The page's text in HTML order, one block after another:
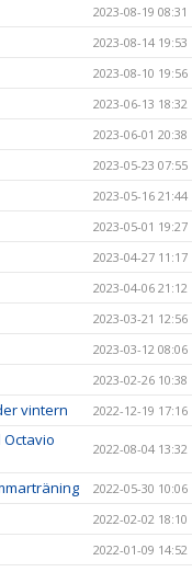
2023-08-19 08:31
2023-08-14 19:53
2023-08-10 19:56
2023-06-13 18:32
2023-06-01 20:38
2023-05-23 07:55
2023-05-16 21:44
2023-05-01 19:27
2023-04-27 11:17
2023-04-06 21:12
2023-03-21 12:56
2023-03-12 08:06
2023-02-26 10:38
vintern 2022-12-19 17:16
2022-08-04 13:32
2022-05-30 10:06
2022-02-02 18:10
2022-01-09 14:52